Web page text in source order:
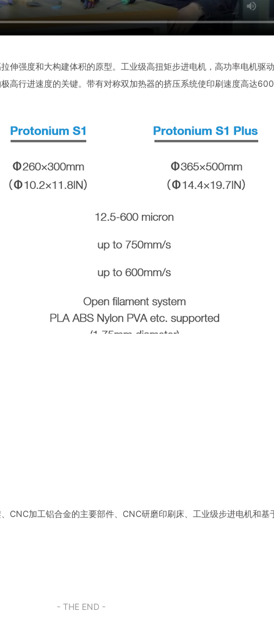
伸强度和大构建体积的原型。工业级高扭矩步进电机，高功率电机驱
高行进速度的关键。带有对称双加热器的挤压系统使印刷速度高达600
CNC加工铝合金的主要部件、CNC研磨印刷床、工业级步进电机和基
- THE END -